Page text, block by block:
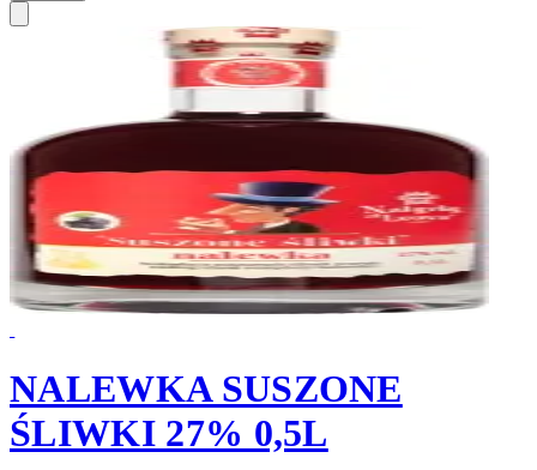
NALEWKA SUSZONE
ŚLIWKI 27% 0,5L